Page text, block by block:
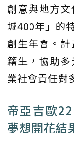
創意與地方
城400年」的
創生年會。
籍生，協助
業社會責任對
帝亞吉歐
夢想開花結